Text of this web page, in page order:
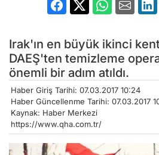
Irak'ın en büyük ikinci
DAEŞ'ten temizleme
önemli bir adım atıldı.
Haber Giriş Tarihi: 07.03.2017 10:24
Haber Güncellenme Tarihi: 07.03.2017
Kaynak: Haber Merkezi
https://www.qha.com.tr/